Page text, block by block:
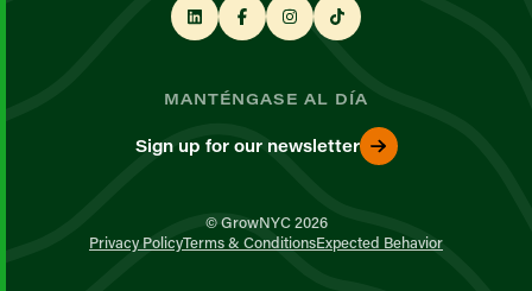
MANTÉNGASE AL DÍA
Sign up for our newsletter
© GrowNYC 2026
Privacy PolicyTerms & ConditionsExpected Behavior